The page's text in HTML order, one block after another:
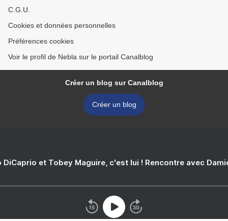
C.G.U.
Cookies et données personnelles
Préférences cookies
Voir le profil de Nebla sur le portail Canalblog
Créer un blog sur Canalblog
Créer un blog
DiCaprio et Tobey Maguire, c'est lui ! Rencontre avec